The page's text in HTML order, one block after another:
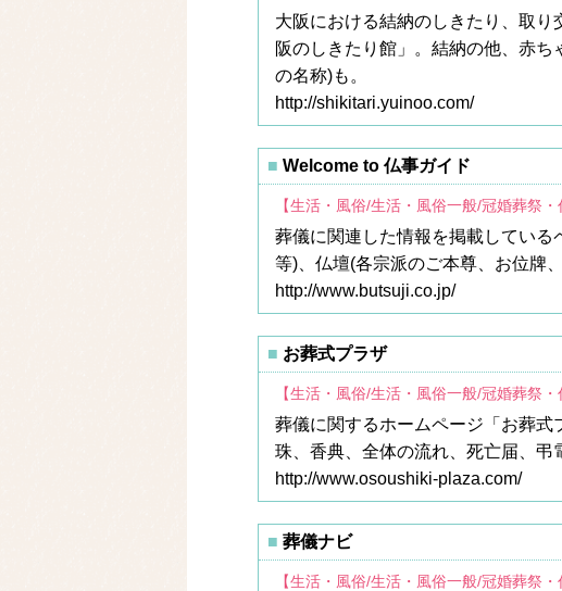
大阪における結納のしきたり、取
阪のしきたり館」。結納の他、赤
の名称)も。
http://shikitari.yuinoo.com/
Welcome to 仏事ガイド
【生活・風俗/生活・風俗一般/冠婚葬祭・
葬儀に関連した情報を掲載してい
等)、仏壇(各宗派のご本尊、お位牌
http://www.butsuji.co.jp/
お葬式プラザ
【生活・風俗/生活・風俗一般/冠婚葬祭・
葬儀に関するホームページ「お葬
珠、香典、全体の流れ、死亡届、弔
http://www.osoushiki-plaza.com/
葬儀ナビ
【生活・風俗/生活・風俗一般/冠婚葬祭・